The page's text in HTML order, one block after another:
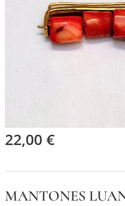
22,00 €
MANTONES